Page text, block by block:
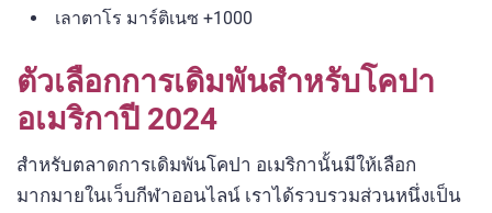
เลาตาโร มาร์ติเนซ +1000
ตัวเลือกการเดิมพันสำหรับโคปา
อเมริกาปี 2024
สำหรับตลาดการเดิมพันโคปา อเมริกานั้นมีให้เลือก
มากมายในเว็บกีฬาออนไลน์ เราได้รวบรวมส่วนหนึ่งเป็น